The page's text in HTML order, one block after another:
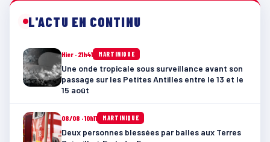
L'ACTU EN CONTINU
Hier · 21h41 MARTINIQUE
Une onde tropicale sous surveillance avant son
passage sur les Petites Antilles entre le 13 et le
15 août
08/08 · 10h11 MARTINIQUE
Deux personnes blessées par balles aux Terres